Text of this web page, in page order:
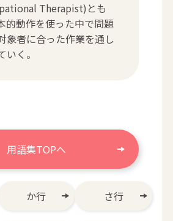
Therapist)とも
的動作を使った中で問題
象者に合った作業を通し
いく。
用語集TOPへ
か行 さ行